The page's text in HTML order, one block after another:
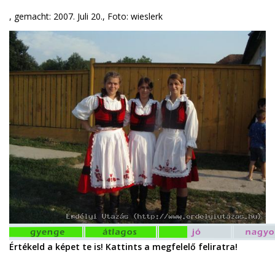
, gemacht: 2007. Juli 20., Foto: wieslerk
Értékeld a képet te is! Kattints a megfelelő feliratra!